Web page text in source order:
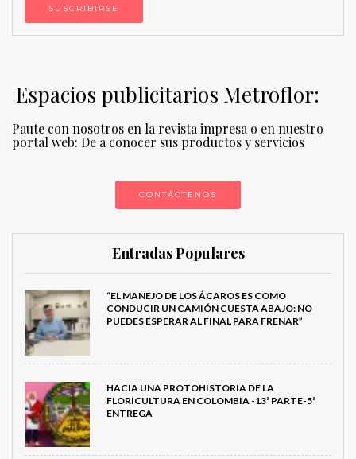
Espacios publicitarios Metroflor:
Paute con nosotros en la revista impresa o en nuestro
portal web: De a conocer sus productos y servicios
CONTÁCTENOS
Entradas Populares
“EL MANEJO DE LOS ÁCAROS ES COMO
CONDUCIR UN CAMIÓN CUESTA ABAJO: NO
PUEDES ESPERAR AL FINAL PARA FRENAR”
HACIA UNA PROTOHISTORIA DE LA
FLORICULTURA EN COLOMBIA -13ª PARTE-5ª
ENTREGA